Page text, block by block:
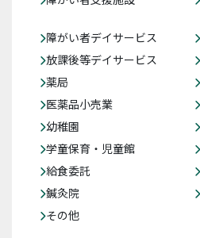
障がい者デイサービス
放課後等デイサービス
薬局
医薬品小売業
幼稚園
学童保育・児童館
給食委託
鍼灸院
その他